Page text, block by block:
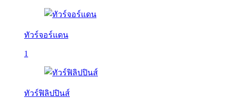
ทัวร์จอร์แดน
1
ทัวร์ฟิลิปปินส์